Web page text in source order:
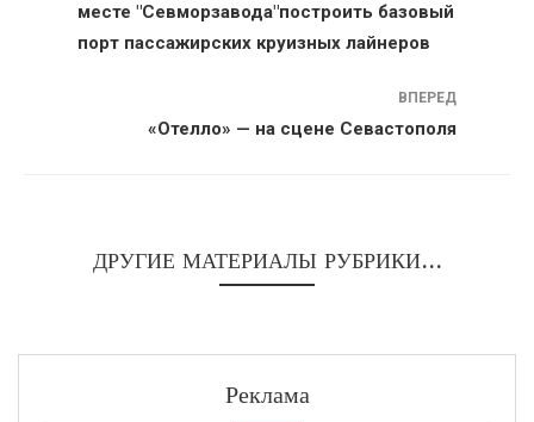
месте "Севморзавода"построить базовый
порт пассажирских круизных лайнеров
ВПЕРЕД
«Отелло» — на сцене Севастополя
ДРУГИЕ МАТЕРИАЛЫ РУБРИКИ...
Реклама